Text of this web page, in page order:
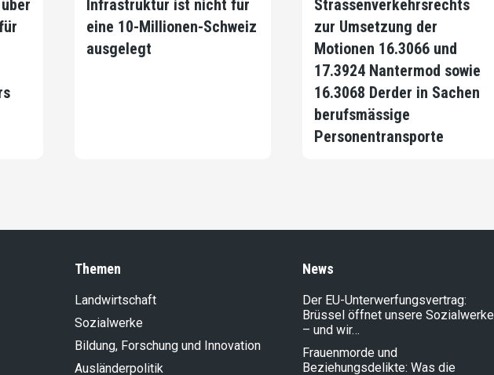
Infrastruktur ist nicht für
eine 10-Millionen-Schweiz
ausgelegt
Strassenverkehrsrechts
zur Umsetzung der
Motionen 16.3066 und
17.3924 Nantermod sowie
16.3068 Derder in Sachen
berufsmässige
Personentransporte
Themen
Landwirt­schaft
Sozialwerke
Bildung, Forschung und Innovation
Ausländer­politik
News
Der EU-Unterwerfungsvertrag:
Brüssel öffnet unsere Sozialwerke
– und wir…
Frauenmorde und
Beziehungsdelikte: Was die